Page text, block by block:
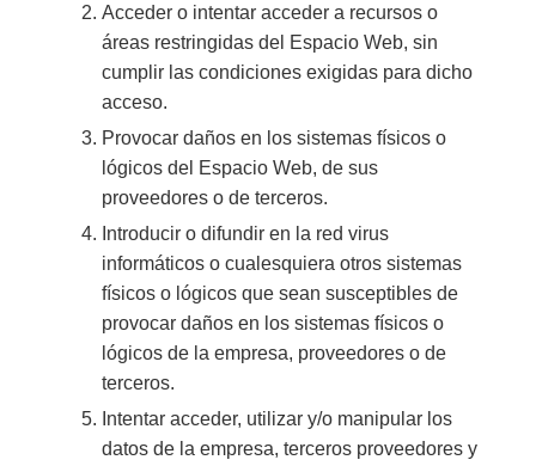
Acceder o intentar acceder a recursos o
áreas restringidas del Espacio Web, sin
cumplir las condiciones exigidas para dicho
acceso.
Provocar daños en los sistemas físicos o
lógicos del Espacio Web, de sus
proveedores o de terceros.
Introducir o difundir en la red virus
informáticos o cualesquiera otros sistemas
físicos o lógicos que sean susceptibles de
provocar daños en los sistemas físicos o
lógicos de la empresa, proveedores o de
terceros.
Intentar acceder, utilizar y/o manipular los
datos de la empresa, terceros proveedores y